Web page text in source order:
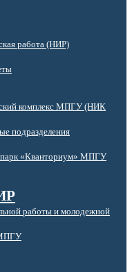
работа (НИР)
комплекс МПГУ (НИК
подразделения
«Кванториум» МПГУ
работы и молодежной